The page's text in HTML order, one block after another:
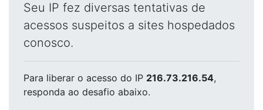
Seu IP fez diversas tentativas de
acessos suspeitos a sites hospedados
conosco.
Para liberar o acesso do IP 216.73.216.54,
responda ao desafio abaixo.